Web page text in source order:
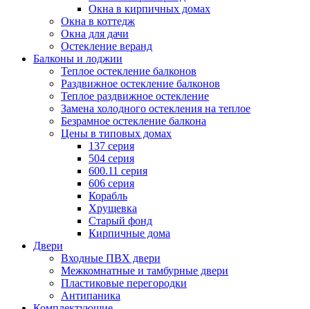
Окна в кирпичных домах
Окна в коттедж
Окна для дачи
Остекление веранд
Балконы и лоджии
Теплое остекление балконов
Раздвижное остекление балконов
Теплое раздвижное остекление
Замена холодного остекления на теплое
Безрамное остекление балкона
Цены в типовых домах
137 серия
504 серия
600.11 серия
606 серия
Корабль
Хрущевка
Старый фонд
Кирпичные дома
Двери
Входные ПВХ двери
Межкомнатные и тамбурные двери
Пластиковые перегородки
Антипаника